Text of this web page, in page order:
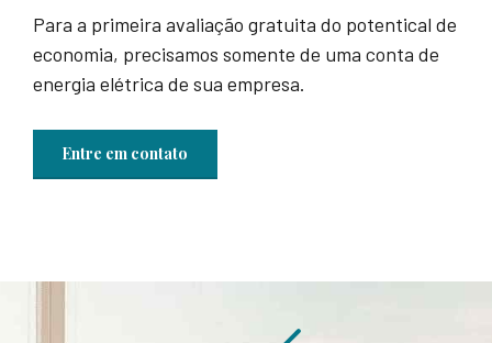
Para a primeira avaliação gratuita do potentical de
economia, precisamos somente de uma conta de
energia elétrica de sua empresa.
Entre em contato